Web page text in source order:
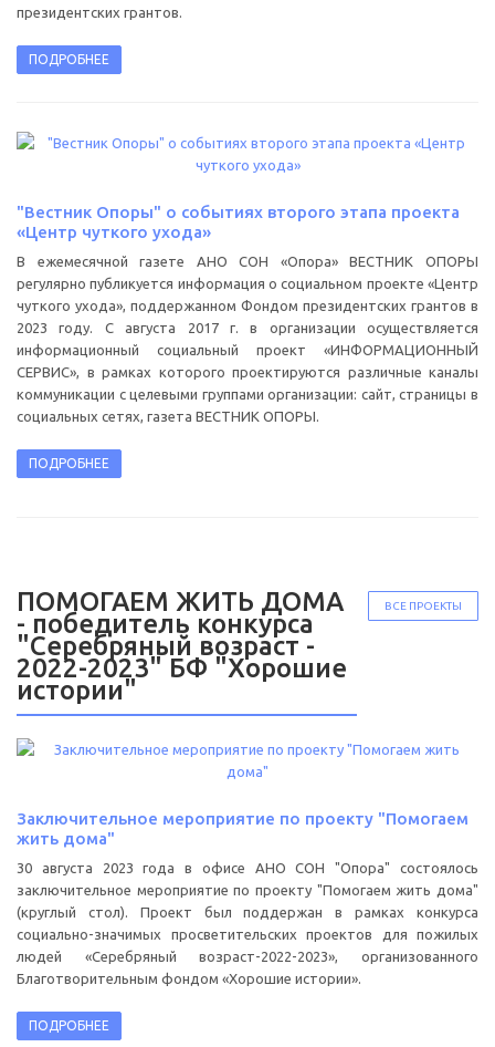
президентских грантов.
ПОДРОБНЕЕ
"Вестник Опоры" о событиях второго этапа проекта
«Центр чуткого ухода»
В ежемесячной газете АНО СОН «Опора» ВЕСТНИК ОПОРЫ
регулярно публикуется информация о социальном проекте «Центр
чуткого ухода», поддержанном Фондом президентских грантов в
2023 году. С августа 2017 г. в организации осуществляется
информационный социальный проект «ИНФОРМАЦИОННЫЙ
СЕРВИС», в рамках которого проектируются различные каналы
коммуникации с целевыми группами организации: сайт, страницы в
социальных сетях, газета ВЕСТНИК ОПОРЫ.
ПОДРОБНЕЕ
ВСЕ ПРОЕКТЫ
ПОМОГАЕМ ЖИТЬ ДОМА
- победитель конкурса
"Серебряный возраст -
2022-2023" БФ "Хорошие
истории"
Заключительное мероприятие по проекту "Помогаем
жить дома"
30 августа 2023 года в офисе АНО СОН "Опора" состоялось
заключительное мероприятие по проекту "Помогаем жить дома"
(круглый стол). Проект был поддержан в рамках конкурса
социально-значимых просветительских проектов для пожилых
людей «Серебряный возраст-2022-2023», организованного
Благотворительным фондом «Хорошие истории».
ПОДРОБНЕЕ